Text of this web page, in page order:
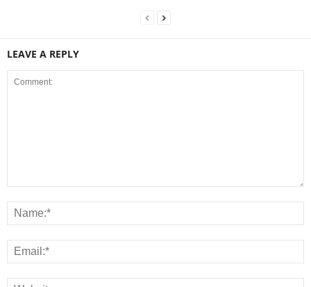
LEAVE A REPLY